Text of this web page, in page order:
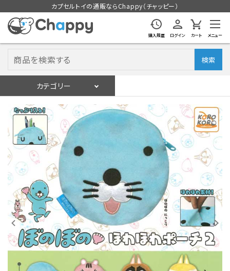
カプセルトイの通販ならChappy（チャッピー）
購入履歴 ログイン カート メニュー
検索
カテゴリー
ログイン 会員登録
入荷スケジュールをチェック
カプセルトイマシン本体
カプセルトイ
販促用空カプセル
レンタル